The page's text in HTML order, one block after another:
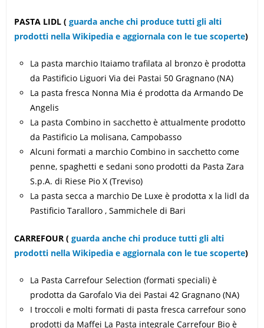
PASTA LIDL ( guarda anche chi produce tutti gli alti
prodotti nella Wikipedia e aggiornala con le tue scoperte)
La pasta marchio Itaiamo trafilata al bronzo è prodotta
da Pastificio Liguori Via dei Pastai 50 Gragnano (NA)
La pasta fresca Nonna Mia é prodotta da Armando De
Angelis
La pasta Combino in sacchetto è attualmente prodotto
da Pastificio La molisana, Campobasso
Alcuni formati a marchio Combino in sacchetto come
penne, spaghetti e sedani sono prodotti da Pasta Zara
S.p.A. di Riese Pio X (Treviso)
La pasta secca a marchio De Luxe è prodotta x la lidl da
Pastificio Taralloro , Sammichele di Bari
CARREFOUR ( guarda anche chi produce tutti gli alti
prodotti nella Wikipedia e aggiornala con le tue scoperte)
La Pasta Carrefour Selection (formati speciali) è
prodotta da Garofalo Via dei Pastai 42 Gragnano (NA)
I troccoli e molti formati di pasta fresca carrefour sono
prodotti da Maffei La Pasta integrale Carrefour Bio è